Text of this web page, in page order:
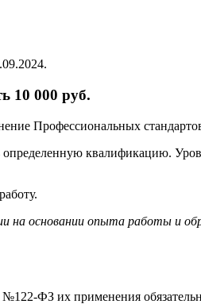
10 000 руб.
Профессиональных
квалификацию.
на основании опыта работы и
ФЗ их применения